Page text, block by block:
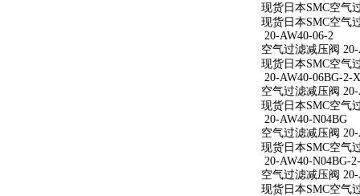
现货日本SMC空气
现货日本SMC空气
20-AW40-06-2
空气过滤减压阀
现货日本SMC空气
20-AW40-06BG-2-
空气过滤减压阀
现货日本SMC空气
20-AW40-N04BG
空气过滤减压阀
现货日本SMC空气
20-AW40-N04BG-
空气过滤减压阀
现货日本SMC空气